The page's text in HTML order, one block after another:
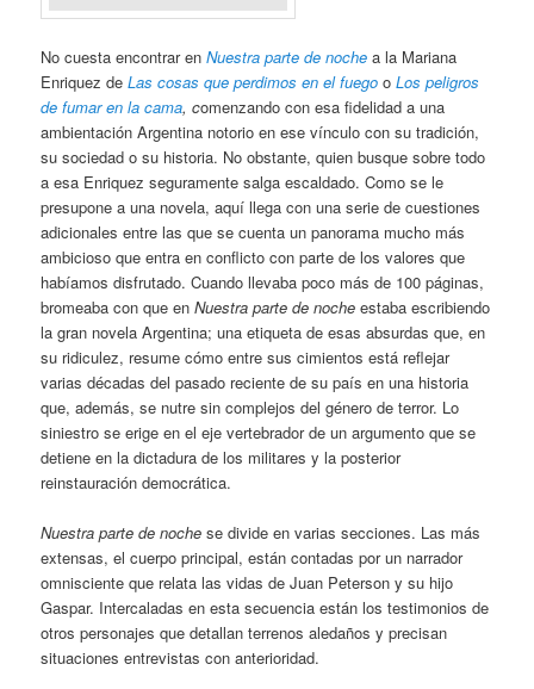
No cuesta encontrar enNuestra parte de noche a la Mariana
Enriquez deLas cosas que perdimos en el fuego oLos peligros
de fumar en la cama, comenzando con esa fidelidad a una
ambientación Argentina notorio en ese vínculo con su tradición,
su sociedad o su historia. No obstante, quien busque sobre todo
a esa Enriquez seguramente salga escaldado. Como se le
presupone a una novela, aquí llega con una serie de cuestiones
adicionales entre las que se cuenta un panorama mucho más
ambicioso que entra en conflicto con parte de los valores que
habíamos disfrutado. Cuando llevaba poco más de 100 páginas,
bromeaba con que enNuestra parte de noche estaba escribiendo
la gran novela Argentina; una etiqueta de esas absurdas que, en
su ridiculez, resume cómo entre sus cimientos está reflejar
varias décadas del pasado reciente de su país en una historia
que, además, se nutre sin complejos del género de terror. Lo
siniestro se erige en el eje vertebrador de un argumento que se
detiene en la dictadura de los militares y la posterior
reinstauración democrática.
Nuestra parte de nochese divide en varias secciones. Las más
extensas, el cuerpo principal, están contadas por un narrador
omnisciente que relata las vidas de Juan Peterson y su hijo
Gaspar. Intercaladas en esta secuencia están los testimonios de
otros personajes que detallan terrenos aledaños y precisan
situaciones entrevistas con anterioridad.